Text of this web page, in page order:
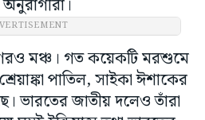
মঞ্চ। গত কয়েকটি মরশুমে
পাতিল, সাইকা ঈশাকের
ভারতের জাতীয় দলেও তাঁরা